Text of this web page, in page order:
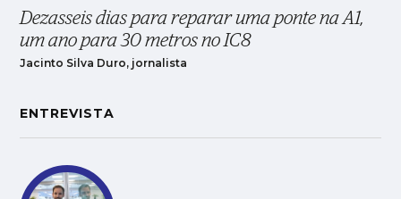
Dezasseis dias para reparar uma ponte na A1,
um ano para 30 metros no IC8
Jacinto Silva Duro, jornalista
ENTREVISTA